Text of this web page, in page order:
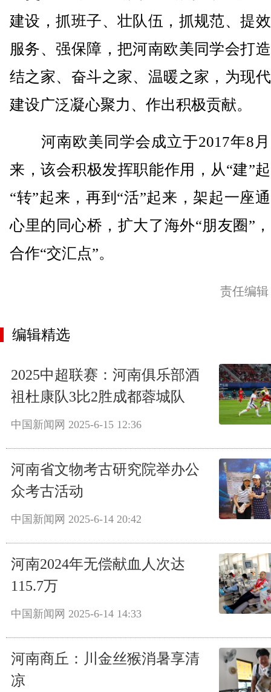
建设，抓班子、壮队伍，抓规范、提
服务、强保障，把河南欧美同学会打
结之家、奋斗之家、温暖之家，为现
建设广泛凝心聚力、作出积极贡献。
河南欧美同学会成立于2017年8月
来，该会积极发挥职能作用，从“建”
“转”起来，再到“活”起来，架起一座
心里的同心桥，扩大了海外“朋友圈”
合作“交汇点”。
责任编
编辑精选
2025中超联赛：河南俱乐部酒
祖杜康队3比2胜成都蓉城队
中国新闻网 2025-6-15 12:36
河南省文物考古研究院举办公
众考古活动
中国新闻网 2025-6-14 20:42
河南2024年无偿献血人次达
115.7万
中国新闻网 2025-6-14 14:33
河南商丘：川金丝猴消暑享清
凉